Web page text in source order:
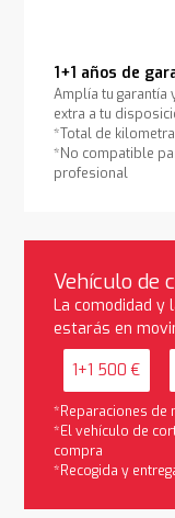
1+1 años de
Amplía tu garantía
extra a tu
*Total de
*No compatible
profesional
Vehículo de
La comodidad y
estarás en
1+1 500 €
*Reparaciones de
*El vehículo de
compra
*Recogida y